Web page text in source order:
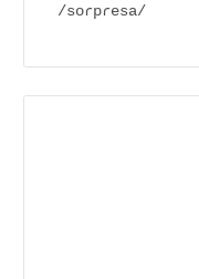
/soɾpɾesa/